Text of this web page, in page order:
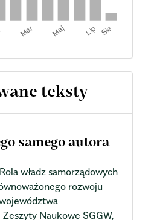
teksty
samego autora
Rola władz samorządowych
rozwoju
Zeszyty Naukowe SGGW,